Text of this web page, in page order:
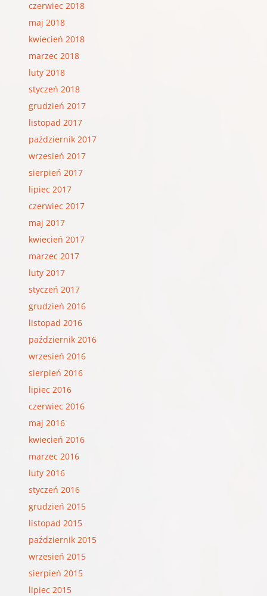
czerwiec 2018
maj 2018
kwiecień 2018
marzec 2018
luty 2018
styczeń 2018
grudzień 2017
listopad 2017
październik 2017
wrzesień 2017
sierpień 2017
lipiec 2017
czerwiec 2017
maj 2017
kwiecień 2017
marzec 2017
luty 2017
styczeń 2017
grudzień 2016
listopad 2016
październik 2016
wrzesień 2016
sierpień 2016
lipiec 2016
czerwiec 2016
maj 2016
kwiecień 2016
marzec 2016
luty 2016
styczeń 2016
grudzień 2015
listopad 2015
październik 2015
wrzesień 2015
sierpień 2015
lipiec 2015